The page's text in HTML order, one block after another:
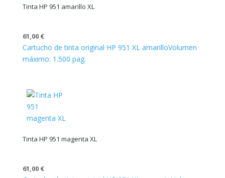
Tinta HP 951 amarillo XL
61,00 €
Cartucho de tinta original HP 951 XL amarilloVolumen
máximo: 1.500 pag.
Tinta HP 951 magenta XL
61,00 €